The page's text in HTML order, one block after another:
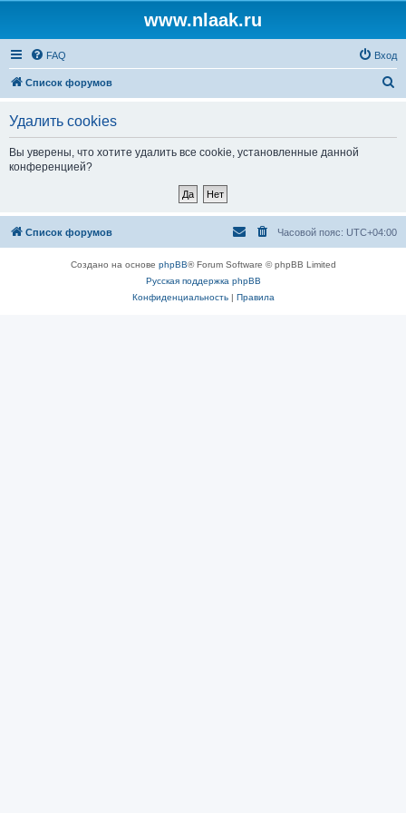
www.nlaak.ru
FAQ Вход
Список форумов
Удалить cookies
Вы уверены, что хотите удалить все cookie, установленные данной
конференцией?
Список форумов Часовой пояс: UTC+04:00
Создано на основе phpBB® Forum Software © phpBB Limited
Русская поддержка phpBB
Конфиденциальность| Правила